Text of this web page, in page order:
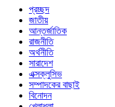
প্রচ্ছদ
জাতীয়
আন্তর্জাতিক
রাজনীতি
অর্থনীতি
সারাদেশ
এক্সক্লুসিভ
সম্পাদকের বাছাই
বিনোদন